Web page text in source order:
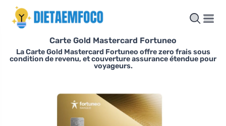
Carte Gold Mastercard Fortuneo
La Carte Gold Mastercard Fortuneo offre zero frais sous
condition de revenu, et couverture assurance étendue pour
voyageurs.